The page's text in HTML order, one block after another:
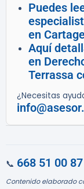
Puedes
en
Aquí
en
Terrassa
¿Necesitas
📞 668 51 00 87
Contenido elaborado